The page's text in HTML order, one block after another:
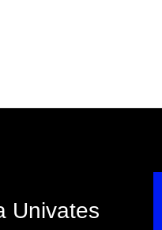
Univates